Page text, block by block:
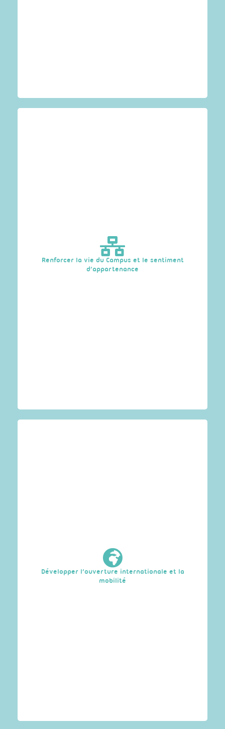
Renforcer la vie du Campus et le sentiment
d’appartenance
Par l’organisation et la participation à des
challenges ouverts aux apprenants du Campus, et
par la participation des étudiants à des actions
dans le cadre des Cordées de la réussite, pour
promouvoir leurs formations auprès de
collégiens.
Développer l’ouverture internationale et la
mobilité
Par une offre de service ERASMUS+ qui permet la
mutualisation des mobilités européennes entre les
établissements du Campus.
Par l’adhésion à un réseau européen des
établissements de formation professionnelle en